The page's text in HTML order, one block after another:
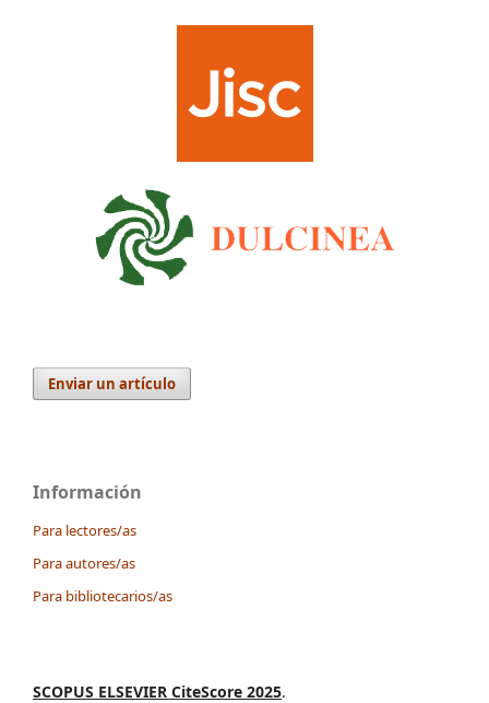
Enviar un artículo
Información
Para lectores/as
Para autores/as
Para bibliotecarios/as
SCOPUS ELSEVIER CiteScore 2025.